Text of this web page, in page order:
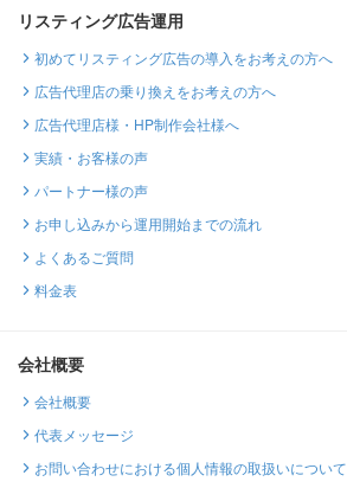
リスティング広告運用
初めてリスティング広告の導入をお考えの方へ
広告代理店の乗り換えをお考えの方へ
広告代理店様・HP制作会社様へ
実績・お客様の声
パートナー様の声
お申し込みから運用開始までの流れ
よくあるご質問
料金表
会社概要
会社概要
代表メッセージ
お問い合わせにおける個人情報の取扱いについて